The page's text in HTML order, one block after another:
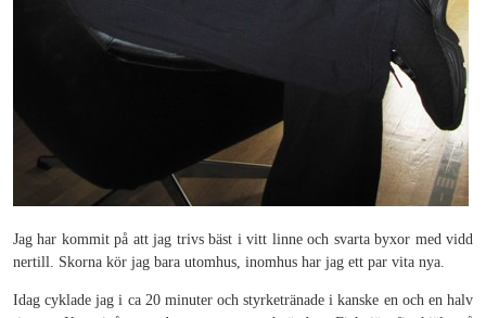
Jag har kommit på att jag trivs bäst i vitt linne och svarta byxor med vidd
nertill. Skorna kör jag bara utomhus, inomhus har jag ett par vita nya.
Idag cyklade jag i ca 20 minuter och styrketränade i kanske en och en halv